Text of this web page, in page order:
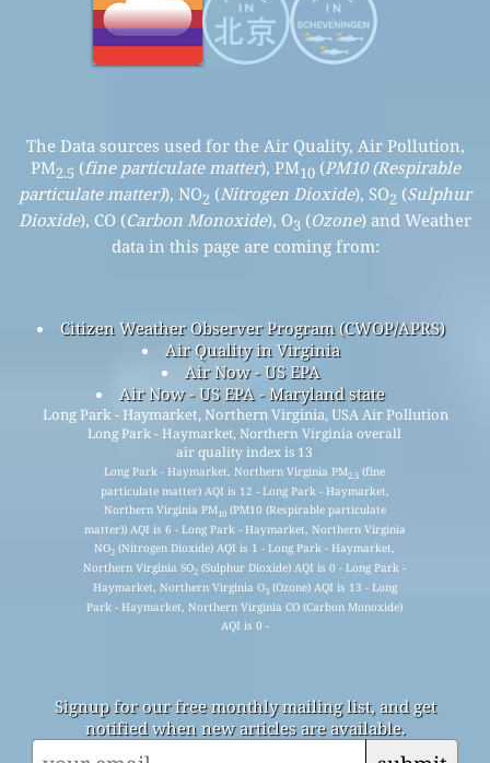
The Data sources used for the Air Quality, Air Pollution,
PM2.5 (fine particulate matter), PM10(PM10 (Respirable
particulate matter)), NO2 (Nitrogen Dioxide), SO2 (Sulphur
Dioxide), CO (Carbon Monoxide), O3 (Ozone) and Weather
data in this page are coming from:
Citizen Weather Observer Program (CWOP/APRS)
Air Quality in Virginia
Air Now - US EPA
Air Now - US EPA - Maryland state
Long Park - Haymarket, Northern Virginia, USA Air Pollution
Long Park - Haymarket, Northern Virginia overall
air quality index is 13
Long Park - Haymarket, Northern Virginia PM2.5 (fine
particulate matter) AQI is 12 - Long Park - Haymarket,
Northern Virginia PM10(PM10 (Respirable particulate
matter)) AQI is 6 - Long Park - Haymarket, Northern Virginia
NO2 (Nitrogen Dioxide) AQI is 1 - Long Park - Haymarket,
Northern Virginia SO2 (Sulphur Dioxide) AQI is 0 - Long Park -
Haymarket, Northern Virginia O3(Ozone) AQI is 13 - Long
Park - Haymarket, Northern Virginia CO (Carbon Monoxide)
AQI is 0 -
Signup for our free monthly mailing list, and get
notified when new articles are available.